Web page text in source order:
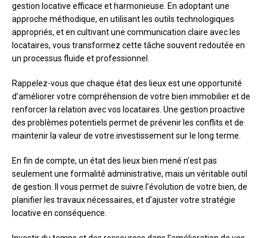
gestion locative efficace et harmonieuse. En adoptant une
approche méthodique, en utilisant les outils technologiques
appropriés, et en cultivant une communication claire avec les
locataires, vous transformez cette tâche souvent redoutée en
un processus fluide et professionnel.
Rappelez-vous que chaque état des lieux est une opportunité
d’améliorer votre compréhension de votre bien immobilier et de
renforcer la relation avec vos locataires. Une gestion proactive
des problèmes potentiels permet de prévenir les conflits et de
maintenir la valeur de votre investissement sur le long terme.
En fin de compte, un état des lieux bien mené n’est pas
seulement une formalité administrative, mais un véritable outil
de gestion. Il vous permet de suivre l’évolution de votre bien, de
planifier les travaux nécessaires, et d’ajuster votre stratégie
locative en conséquence.